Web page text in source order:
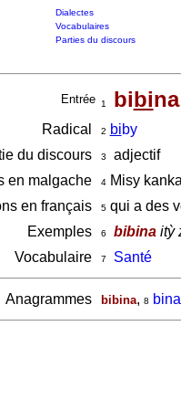
Dialectes
Vocabulaires
Parties du discours
Entrée 1 bibina
Radical 2 biby
du discours
3
adjectif
en malgache
4Misy
en français 5qui a des
Exemples 6 bibinaitỳ
Vocabulaire 7 Santé
Anagrammes bibina, 8